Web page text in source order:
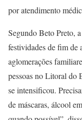
por atendimento
Segundo Beto Preto,
festividades de fim de
aglomerações
pessoas no Litoral do
se intensificou.
de máscaras, álcool